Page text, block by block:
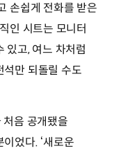
손쉽게 전화를 받은
인 시트는 모니터
있고, 여느 차처럼
석만 되돌릴 수도
음 공개됐을
었다. ‘새로운